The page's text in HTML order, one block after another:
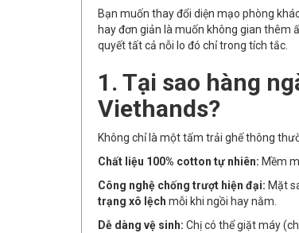
Bạn muốn thay đổi diện mạo phòng
hay đơn giản là muốn không gian thêm
quyết tất cả nỗi lo đó chỉ trong tích tắc.
1. Tại sao hàng
Viethands?
Không chỉ là một tấm trải ghế thông
Chất liệu 100% cotton tự nhiên: Mềm
Công nghệ chống trượt hiện đại: Mặt
trạng xô lệch mỗi khi ngồi hay nằm.
Dễ dàng vệ sinh: Chị có thể giặt máy